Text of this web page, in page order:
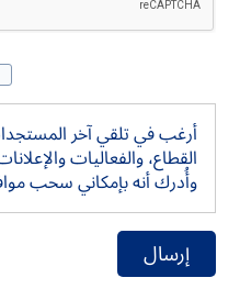
أرغب في تلقي آخر
القطاع، والفعاليات
وأُدرك أنه بإمكاني سحب